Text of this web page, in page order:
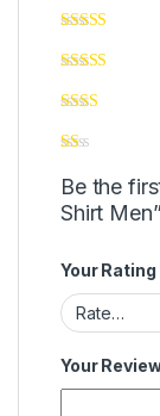
Be the
Shirt Men”
Your Rating
Your